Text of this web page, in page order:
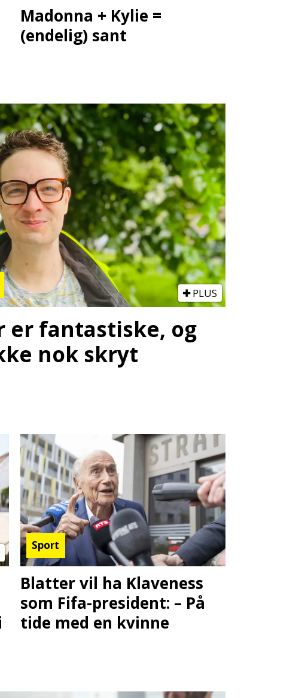
Madonna + Kylie =
(endelig) sant
PLUS
er fantastiske, og
nok skryt
Sport
Blatter vil ha Klaveness
som Fifa-president: – På
tide med en kvinne